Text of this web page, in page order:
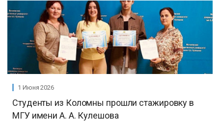
1 Июня 2026
Студенты из Коломны прошли стажировку в
МГУ имени А. А. Кулешова